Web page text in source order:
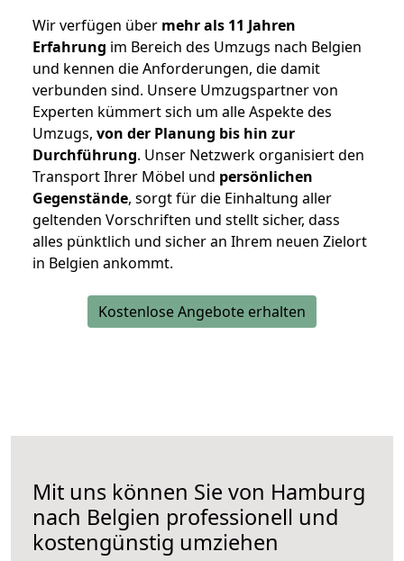
Wir verfügen über mehr als 11 Jahren
Erfahrung im Bereich des Umzugs nach Belgien
und kennen die Anforderungen, die damit
verbunden sind. Unsere Umzugspartner von
Experten kümmert sich um alle Aspekte des
Umzugs, von der Planung bis hin zur
Durchführung. Unser Netzwerk organisiert den
Transport Ihrer Möbel und persönlichen
Gegenstände, sorgt für die Einhaltung aller
geltenden Vorschriften und stellt sicher, dass
alles pünktlich und sicher an Ihrem neuen Zielort
in Belgien ankommt.
Kostenlose Angebote erhalten
Mit uns können Sie von Hamburg
nach Belgien professionell und
kostengünstig umziehen